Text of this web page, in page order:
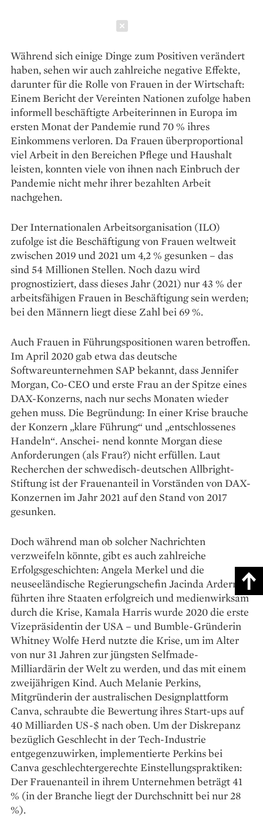
Während sich einige Dinge zum Positiven verändert
haben, sehen wir auch zahlreiche negative Effekte,
darunter für die Rolle von Frauen in der Wirtschaft:
Einem Bericht der Vereinten Nationen zufolge haben
informell beschäftigte Arbeiterinnen in Europa im
ersten Monat der Pandemie rund 70 % ihres
Einkommens verloren. Da Frauen überproportional
viel Arbeit in den Bereichen Pflege und Haushalt
leisten, konnten viele von ihnen nach Einbruch der
Pandemie nicht mehr ihrer bezahlten Arbeit
nachgehen.
Der Internationalen Arbeitsorganisation (ILO)
zufolge ist die Beschäftigung von Frauen weltweit
zwischen 2019 und 2021 um 4,2 % gesunken – das
sind 54 Millionen Stellen. Noch dazu wird
prognostiziert, dass dieses Jahr (2021) nur 43 % der
arbeitsfähigen Frauen in Beschäftigung sein werden;
bei den Männern liegt diese Zahl bei 69 %.
Auch Frauen in Führungspositionen waren betroffen.
Im April 2020 gab etwa das deutsche
Softwareunternehmen SAP bekannt, dass Jennifer
Morgan, Co-CEO und erste Frau an der Spitze eines
DAX-Konzerns, nach nur sechs Monaten wieder
gehen muss. Die Begründung: In einer Krise brauche
der Konzern „klare Führung“ und „entschlossenes
Handeln“. Anschei- nend konnte Morgan diese
Anforderungen (als Frau?) nicht erfüllen. Laut
Recherchen der schwedisch-deutschen Allbright-
Stiftung ist der Frauenanteil in Vorständen von DAX-
Konzernen im Jahr 2021 auf den Stand von 2017
gesunken.
Doch während man ob solcher Nachrichten
verzweifeln könnte, gibt es auch zahlreiche
Erfolgsgeschichten: Angela Merkel und die
neuseeländische Regierungschefin Jacinda Ardern
führten ihre Staaten erfolgreich und medienwirksam
durch die Krise, Kamala Harris wurde 2020 die erste
Vizepräsidentin der USA – und Bumble-Gründerin
Whitney Wolfe Herd nutzte die Krise, um im Alter
von nur 31 Jahren zur jüngsten Selfmade-
Milliardärin der Welt zu werden, und das mit einem
zweijährigen Kind. Auch Melanie Perkins,
Mitgründerin der australischen Designplattform
Canva, schraubte die Bewertung ihres Start-ups auf
40 Milliarden US-$ nach oben. Um der Diskrepanz
bezüglich Geschlecht in der Tech-Industrie
entgegenzuwirken, implementierte Perkins bei
Canva geschlechtergerechte Einstellungspraktiken:
Der Frauenanteil in ihrem Unternehmen beträgt 41
% (in der Branche liegt der Durchschnitt bei nur 28
%).